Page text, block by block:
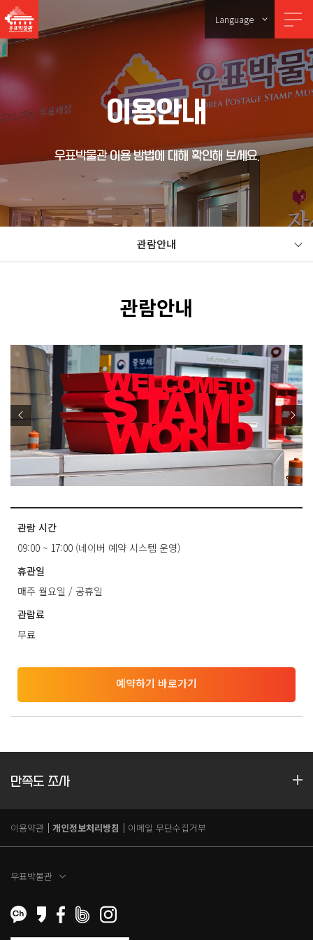
Language
이용안내
우표박물관 이용 방법에 대해 확인해 보세요.
관람안내
관람안내
관람 시간
09:00 ~ 17:00 (네이버 예약 시스템 운영)
휴관일
매주 월요일 / 공휴일
관람료
무료
예약하기 바로가기
만족도 조사
이용약관 개인정보처리방침 이메일 무단수집거부
우표박물관